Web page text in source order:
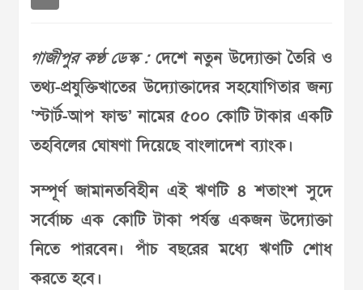
গাজীপুর কণ্ঠ ডেস্ক :দেশে নতুন উদ্যোক্তা তৈরি ও
তথ্য-প্রযুক্তিখাতের উদ্যোক্তাদের সহযোগিতার জন্য
‘স্টার্ট-আপ ফান্ড’ নামের ৫০০ কোটি টাকার একটি
তহবিলের ঘোষণা দিয়েছে বাংলাদেশ ব্যাংক।
সম্পূর্ণ জামানতবিহীন এই ঋণটি ৪ শতাংশ সুদে
সর্বোচ্চ এক কোটি টাকা পর্যন্ত একজন উদ্যোক্তা
নিতে পারবেন। পাঁচ বছরের মধ্যে ঋণটি শোধ
করতে হবে।